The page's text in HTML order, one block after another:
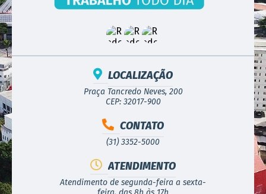
LOCALIZAÇÃO
Praça Tancredo Neves, 200
CEP: 32017-900
CONTATO
(31) 3352-5000
ATENDIMENTO
Atendimento de segunda-feira a sexta-